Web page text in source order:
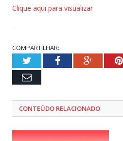
Clique aqui para visualizar
COMPARTILHAR:
TwitterFacebookGoogle+
Email
CONTEÚDO RELACIONADO